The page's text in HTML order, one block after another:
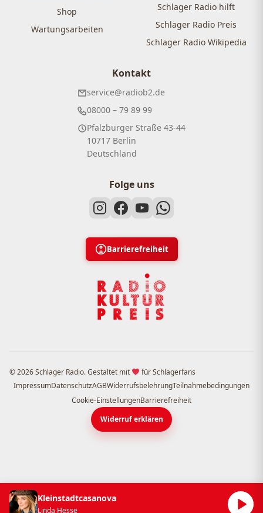
Shop
Wartungsarbeiten
Schlager Radio hilft
Schlager Radio Preis
Schlager Radio Wikipedia
Kontakt
service@radiob2.de
08000 – 79 89 99
Pfalzburger Straße 43-44
10717 Berlin
Deutschland
Folge uns
Barrierefreiheit
© 2026 Schlager Radio. Gestaltet mit
für Schlagerfans
ImpressumDatenschutzAGBWiderrufsbelehrungTeilnahmebedingungen
Cookie-EinstellungenBarrierefreiheit
Widerruf erklären
Kleinstadtcasanova
Linda Hesse